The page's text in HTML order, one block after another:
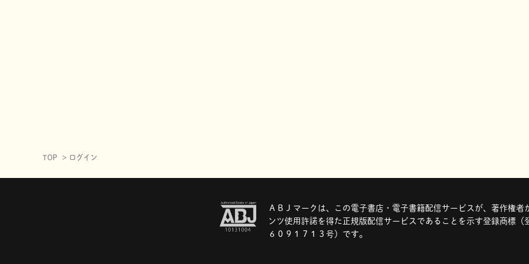
TOP ログイン
ＡＢＪマークは、この電子書店・電子書籍配信サービスが、著作権者
ンツ使用許諾を得た正規版配信サービスであることを示す登録商標（
６０９１７１３号）です。